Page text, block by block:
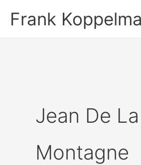
naar
de
Frank
Jean De La
Montagne